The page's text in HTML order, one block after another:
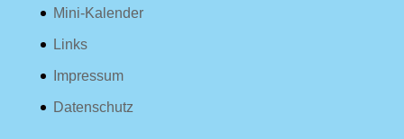
Mini-Kalender
Links
Impressum
Datenschutz